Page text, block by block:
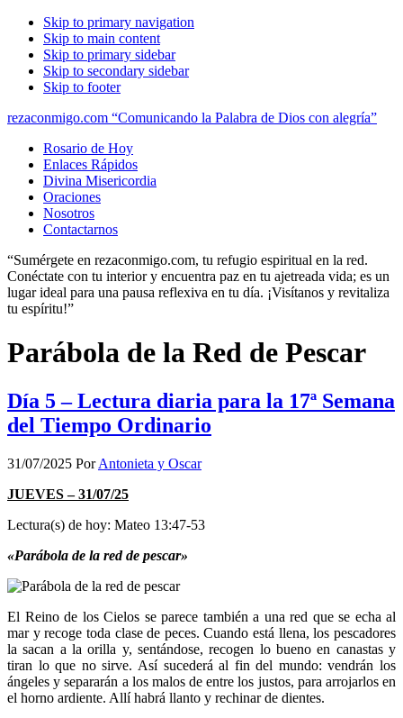
Skip to primary navigation
Skip to main content
Skip to primary sidebar
Skip to secondary sidebar
Skip to footer
rezaconmigo.com “Comunicando la Palabra de Dios con alegría”
Rosario de Hoy
Enlaces Rápidos
Divina Misericordia
Oraciones
Nosotros
Contactarnos
“Sumérgete en rezaconmigo.com, tu refugio espiritual en la red.
Conéctate con tu interior y encuentra paz en tu ajetreada vida; es un
lugar ideal para una pausa reflexiva en tu día. ¡Visítanos y revitaliza
tu espíritu!”
Parábola de la Red de Pescar
Día 5 – Lectura diaria para la 17ª Semana
del Tiempo Ordinario
31/07/2025 PorAntonieta y Oscar
JUEVES – 31/07/25
Lectura(s) de hoy: Mateo 13:47-53
«Parábola de la red de pescar»
El Reino de los Cielos se parece también a una red que se echa al
mar y recoge toda clase de peces. Cuando está llena, los pescadores
la sacan a la orilla y, sentándose, recogen lo bueno en canastas y
tiran lo que no sirve. Así sucederá al fin del mundo: vendrán los
ángeles y separarán a los malos de entre los justos, para arrojarlos en
el horno ardiente. Allí habrá llanto y rechinar de dientes.